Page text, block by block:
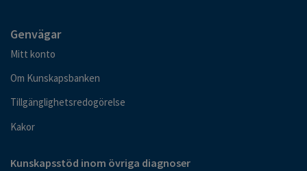
Genvägar
Mitt konto
Om Kunskapsbanken
Tillgänglighetsredogörelse
Kakor
Kunskapsstöd inom övriga diagnoser